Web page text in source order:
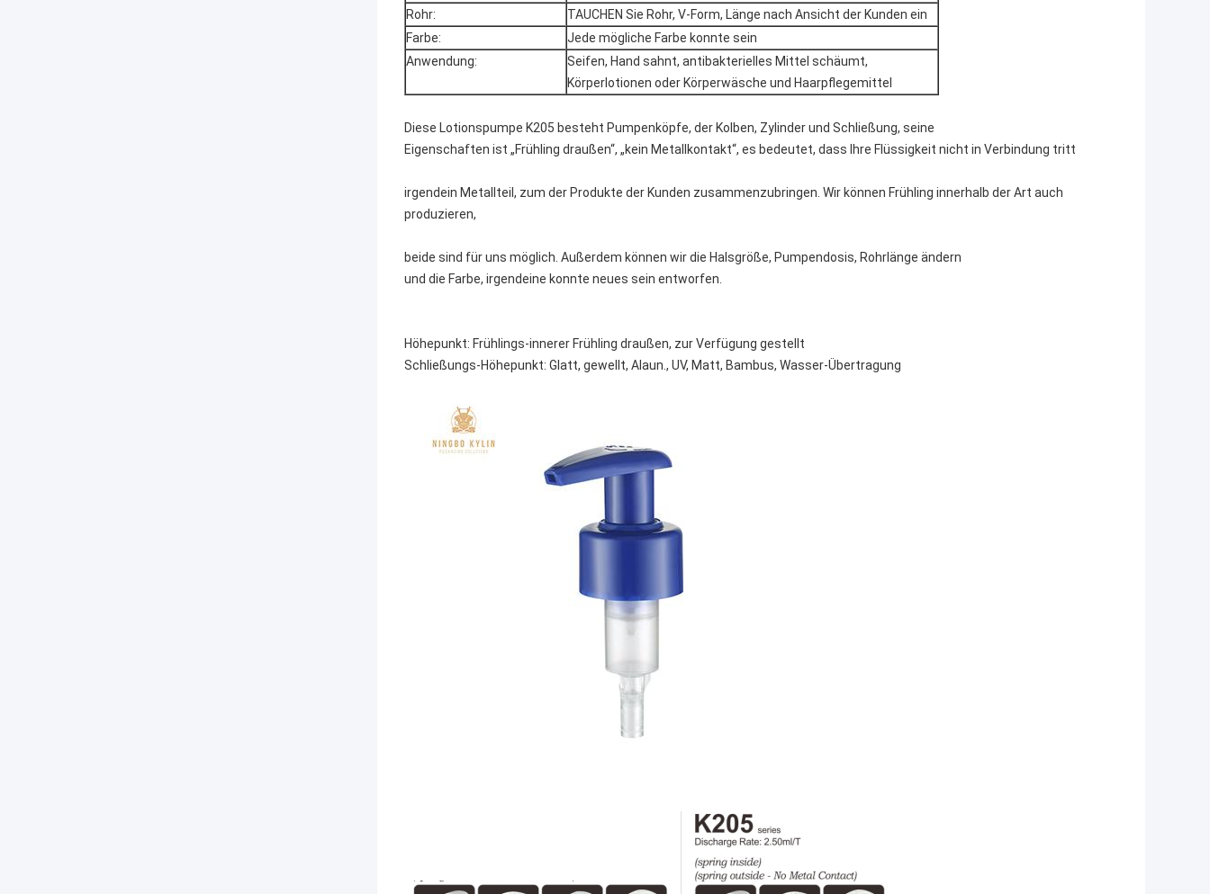
Rohr:
TAUCHEN Sie Rohr, V-Form, Länge nach Ansicht der Kunden ein
Farbe:
Jede mögliche Farbe konnte sein
Anwendung:
Seifen, Hand sahnt, antibakterielles Mittel schäumt,
Körperlotionen oder Körperwäsche und Haarpflegemittel
Diese Lotionspumpe K205 besteht Pumpenköpfe, der Kolben, Zylinder und Schließung, seine
Eigenschaften ist „Frühling draußen“, „kein Metallkontakt“, es bedeutet, dass Ihre Flüssigkeit nicht in Verbindung tritt
irgendein Metallteil, zum der Produkte der Kunden zusammenzubringen. Wir können Frühling innerhalb der Art auch
produzieren,
beide sind für uns möglich. Außerdem können wir die Halsgröße, Pumpendosis, Rohrlänge ändern
und die Farbe, irgendeine konnte neues sein entworfen.
Höhepunkt: Frühlings-innerer Frühling draußen, zur Verfügung gestellt
Schließungs-Höhepunkt: Glatt, gewellt, Alaun., UV, Matt, Bambus, Wasser-Übertragung